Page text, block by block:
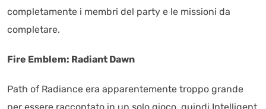
completamente i membri del party e le missioni da
completare.
Fire Emblem: Radiant Dawn
Path of Radiance era apparentemente troppo grande